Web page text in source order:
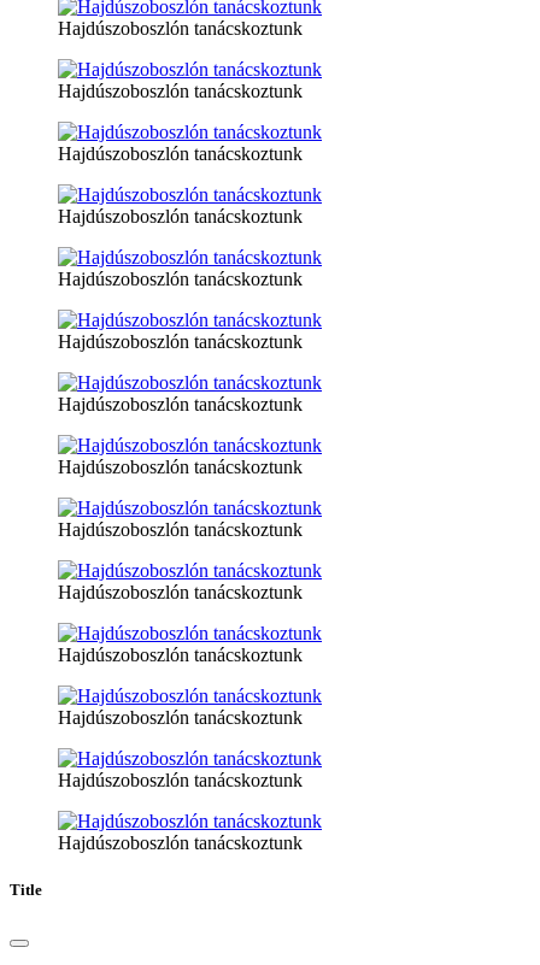
Hajdúszoboszlón tanácskoztunk
Hajdúszoboszlón tanácskoztunk
Hajdúszoboszlón tanácskoztunk
Hajdúszoboszlón tanácskoztunk
Hajdúszoboszlón tanácskoztunk
Hajdúszoboszlón tanácskoztunk
Hajdúszoboszlón tanácskoztunk
Hajdúszoboszlón tanácskoztunk
Hajdúszoboszlón tanácskoztunk
Hajdúszoboszlón tanácskoztunk
Hajdúszoboszlón tanácskoztunk
Hajdúszoboszlón tanácskoztunk
Hajdúszoboszlón tanácskoztunk
Hajdúszoboszlón tanácskoztunk
Title